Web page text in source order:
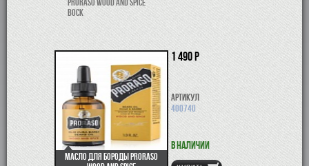
воск
Масло для бороды Proraso
1 490 р
Артикул
400740
В наличии